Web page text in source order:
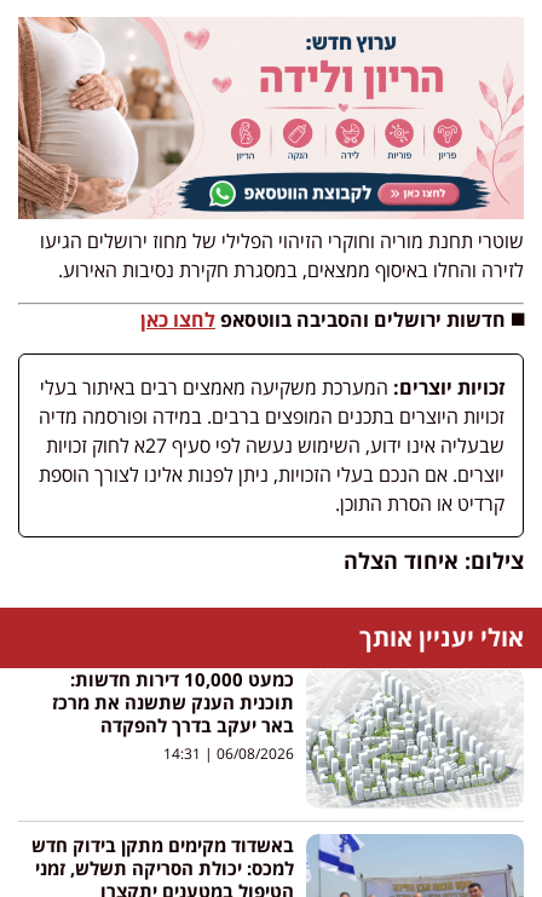
שוטרי תחנת מוריה וחוקרי הזיהוי הפלילי של מחוז ירושלים הגיעו
לזירה והחלו באיסוף ממצאים, במסגרת חקירת נסיבות האירוע.
◼️ חדשות ירושלים והסביבה בווטסאפלחצו כאן
זכויות יוצרים: המערכת משקיעה מאמצים רבים באיתור בעלי
זכויות היוצרים בתכנים המופצים ברבים. במידה ופורסמה מדיה
שבעליה אינו ידוע, השימוש נעשה לפי סעיף 27א לחוק זכויות
יוצרים. אם הנכם בעלי הזכויות, ניתן לפנות אלינו לצורך הוספת
קרדיט או הסרת התוכן.
צילום: איחוד הצלה
אולי יעניין אותך
כמעט 10,000 דירות חדשות:
תוכנית הענק שתשנה את מרכז
באר יעקב בדרך להפקדה
06/08/2026
באשדוד מקימים מתקן בידוק חדש
למכס: יכולת הסריקה תשלש, זמני
הטיפול במטענים יתקצרו